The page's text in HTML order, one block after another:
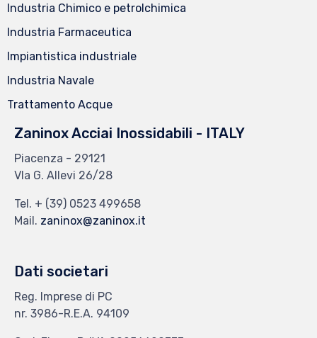
Industria Chimico e petrolchimica
Industria Farmaceutica
Impiantistica industriale
Industria Navale
Trattamento Acque
Zaninox Acciai Inossidabili - ITALY
Piacenza - 29121
VIa G. Allevi 26/28
Tel. + (39) 0523 499658
Mail. zaninox@zaninox.it
Dati societari
Reg. Imprese di PC
nr. 3986-R.E.A. 94109